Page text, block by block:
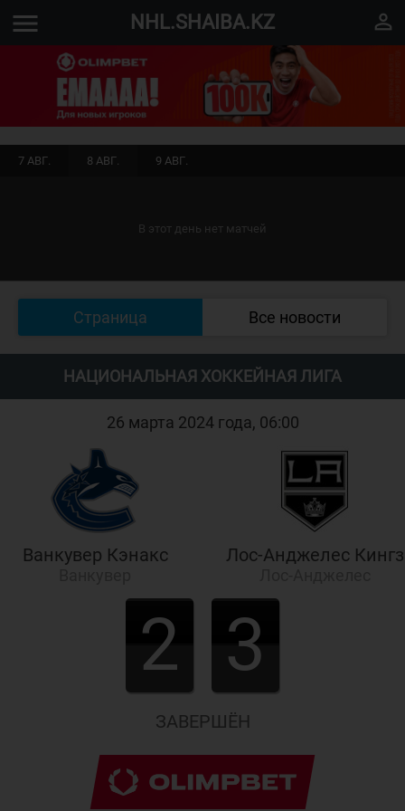
menu NHL.SHAIBA.KZ perm_identity
7 АВГ. 8 АВГ. 9 АВГ.
В этот день нет матчей
Страница Все новости
НАЦИОНАЛЬНАЯ ХОККЕЙНАЯ ЛИГА
26 марта 2024 года, 06:00
Ванкувер Кэнакс
2 3
ЗАВЕРШЁН
Лос-Анджелес Кингз